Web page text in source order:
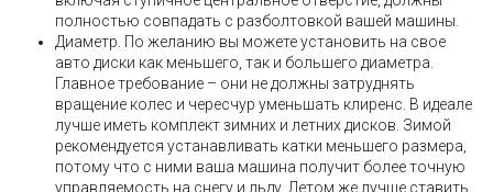
полностью совпадать с разболтовкой вашей машины.
Диаметр. По желанию вы можете установить на свое
авто диски как меньшего, так и большего диаметра.
Главное требование – они не должны затруднять
вращение колес и чересчур уменьшать клиренс. В идеале
лучше иметь комплект зимних и летних дисков. Зимой
рекомендуется устанавливать катки меньшего размера,
потому что с ними ваша машина получит более точную
управляемость на снегу и льду. Летом же лучше ставить